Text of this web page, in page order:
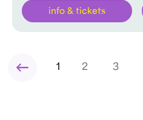
info & tickets
1 2 3